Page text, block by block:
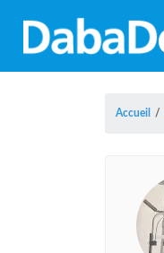
Accueil /